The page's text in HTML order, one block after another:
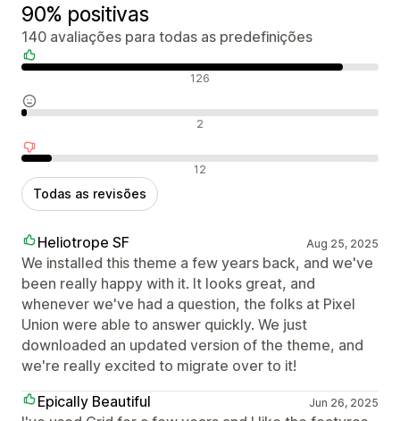
90% positivas
140 avaliações para todas as predefinições
Avaliações positivas 126
Avaliações neutras 2
Avaliações negativas 12
Todas as revisões
Heliotrope SF Aug 25, 2025
We installed this theme a few years back, and we've
been really happy with it. It looks great, and
whenever we've had a question, the folks at Pixel
Union were able to answer quickly. We just
downloaded an updated version of the theme, and
we're really excited to migrate over to it!
Epically Beautiful
Jun 26, 2025